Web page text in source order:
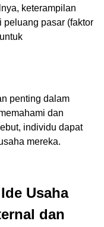
keterampilan
peluang pasar (faktor
penting dalam
dan
individu dapat
mereka.
Usaha
dan